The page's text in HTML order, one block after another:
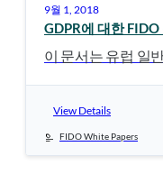
9월 1, 2018
GDPR에 대한
이 문서는 유럽 일
View Details
FIDO White Papers